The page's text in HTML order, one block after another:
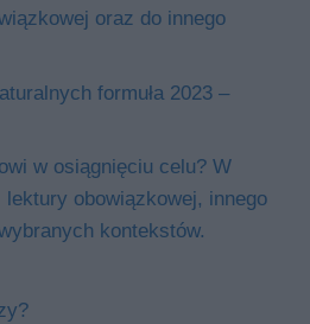
oraz do innego
formuła 2023 –
w osiągnięciu celu? W
lektury obowiązkowej, innego
kontekstów.